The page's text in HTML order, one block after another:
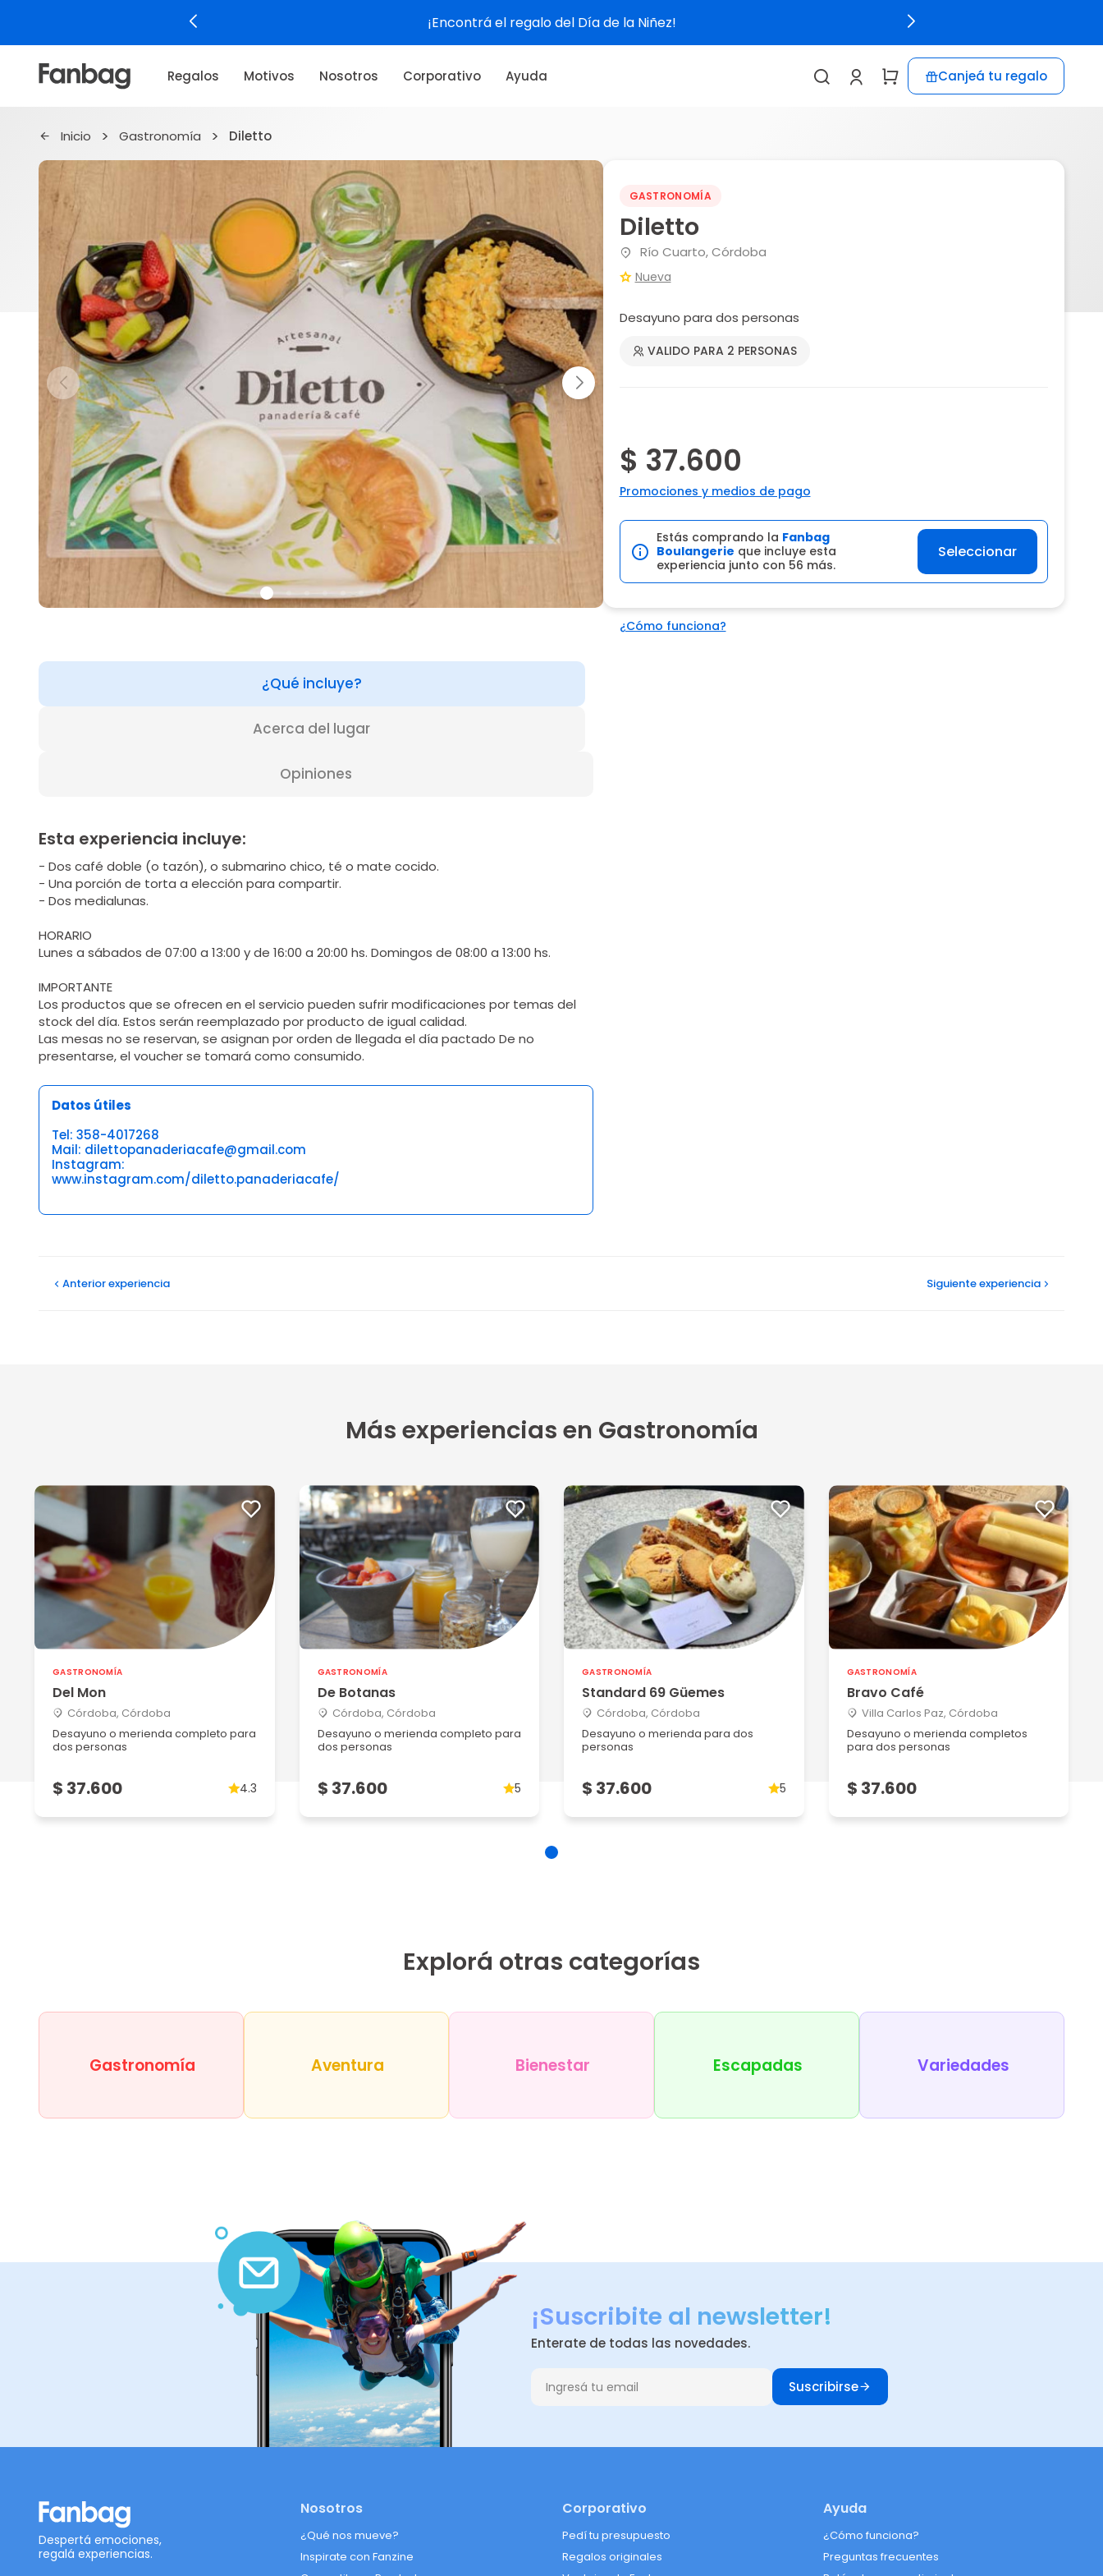
¡Encontrá el regalo del Día de la Niñez!
Regalos Motivos Nosotros Corporativo Ayuda Canjeá tu regalo
Inicio Gastronomía Diletto
GASTRONOMÍA
Diletto
Río Cuarto, Córdoba
Nueva
Desayuno para dos personas
VALIDO PARA 2 PERSONAS
$ 37.600
Promociones y medios de pago
Estás comprando la Fanbag
Boulangerie que incluye esta
experiencia junto con 56 más.
Seleccionar
¿Cómo funciona?
¿Qué incluye?
Acerca del lugar
Opiniones
Esta experiencia incluye:
- Dos café doble (o tazón), o submarino chico, té o mate cocido.
- Una porción de torta a elección para compartir.
- Dos medialunas.
HORARIO
Lunes a sábados de 07:00 a 13:00 y de 16:00 a 20:00 hs. Domingos de 08:00 a 13:00 hs.
IMPORTANTE
Los productos que se ofrecen en el servicio pueden sufrir modificaciones por temas del
stock del día. Estos serán reemplazado por producto de igual calidad.
Las mesas no se reservan, se asignan por orden de llegada el día pactado De no
presentarse, el voucher se tomará como consumido.
Datos útiles
Tel: 358-4017268
Mail: dilettopanaderiacafe@gmail.com
Instagram:
www.instagram.com/diletto.panaderiacafe/
Anteriorexperiencia Siguienteexperiencia
Más experiencias en Gastronomía
GASTRONOMÍA
Del Mon
Córdoba, Córdoba
Desayuno o merienda completo para
dos personas
$ 37.600 4.3
GASTRONOMÍA
De Botanas
Córdoba, Córdoba
Desayuno o merienda completo para
dos personas
$ 37.600 5
GASTRONOMÍA
Standard 69 Güemes
Córdoba, Córdoba
Desayuno o merienda para dos
personas
$ 37.600 5
GASTRONOMÍA
Bravo Café
Villa Carlos Paz, Córdoba
Desayuno o merienda completos
para dos personas
$ 37.600
Explorá otras categorías
Gastronomía Aventura Bienestar Escapadas Variedades
¡Suscribite al newsletter!
Enterate de todas las novedades.
Suscribirse
Despertá emociones,
regalá experiencias.
Nosotros
¿Qué nos mueve?
Inspirate con Fanzine
Corporativo
Pedí tu presupuesto
Regalos originales
Ayuda
¿Cómo funciona?
Preguntas frecuentes